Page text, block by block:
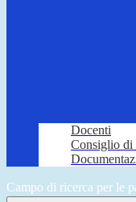
Docenti
Consiglio di
Campo di ricerca per le